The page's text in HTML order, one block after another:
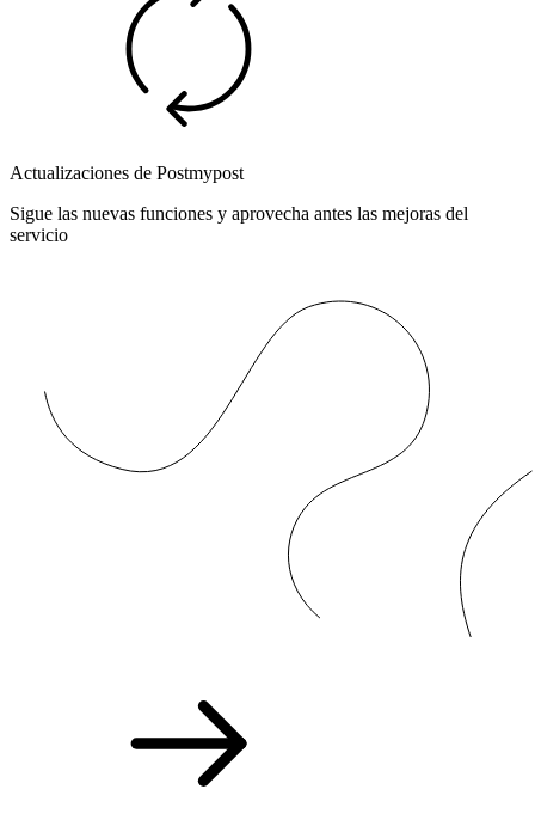
Actualizaciones de Postmypost
Sigue las nuevas funciones y aprovecha antes las mejoras del
servicio